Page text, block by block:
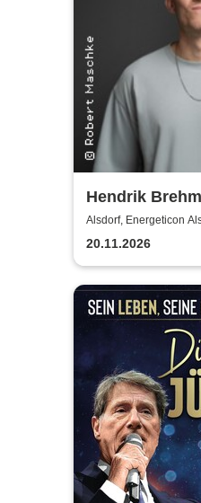
Hendrik
reingesteigert
Alsdorf, Energeticon
20.11.2026